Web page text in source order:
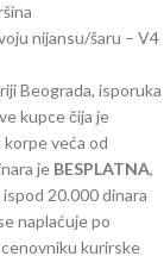
nijansu/šaru – V4
Beograda, isporuka
kupce čija je
veća od
je BESPLATNA,
ispod 20.000 dinara
naplaćuje po
kurirske